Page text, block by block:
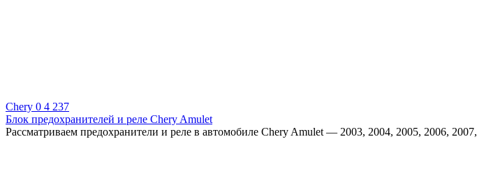
Chery 0 4 237
Блок предохранителей и реле Chery Amulet
Рассматриваем предохранители и реле в автомобиле Chery Amulet — 2003, 2004, 2005, 2006, 2007,